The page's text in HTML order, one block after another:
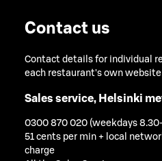
Contact us
Contact details for individual
each restaurant's own
Sales service, Helsinki
0300 870 020 (weekdays
51 cents per min + local
charge